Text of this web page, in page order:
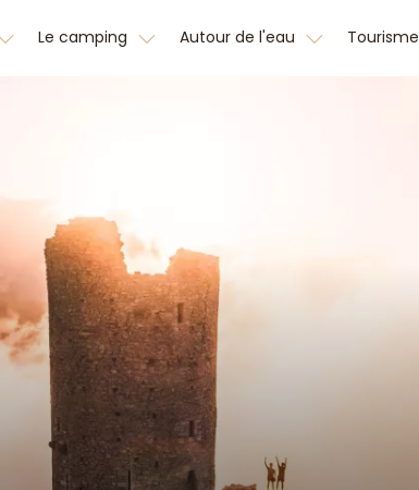
Le camping Autour de l'eau Tourisme